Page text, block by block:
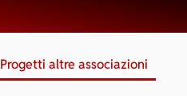
Progetti altre associazioni